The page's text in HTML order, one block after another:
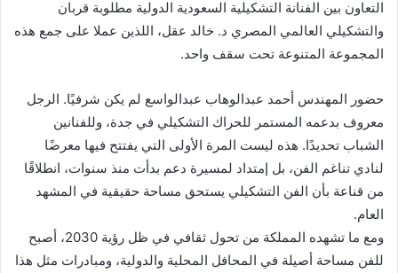
التعاون بين الفنانة التشكيلية السعودية الدولية مطلوبة قربان
والتشكيلي العالمي المصري د. خالد عقل، اللذين عملا على جمع هذه
المجموعة المتنوعة تحت سقف واحد.
حضور المهندس أحمد عبدالوهاب عبدالواسع لم يكن شرفيًا. الرجل
معروف بدعمه المستمر للحراك التشكيلي في جدة، وللفنانين
الشباب تحديدًا. هذه ليست المرة الأولى التي يفتتح فيها معرضًا
لنادي تناغم الفن، بل إمتداد لمسيرة دعم بدأت منذ سنوات، انطلاقًا
من قناعة بأن الفن التشكيلي يستحق مساحة حقيقية في المشهد
العام.
ومع ما تشهده المملكة من تحول ثقافي في ظل رؤية 2030، أصبح
للفن مساحة أصيلة في المحافل المحلية والدولية، ومبادرات مثل هذا